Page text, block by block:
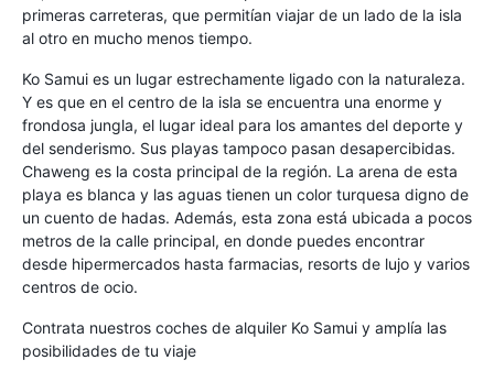
primeras carreteras, que permitían viajar de un lado de la isla
al otro en mucho menos tiempo.
Ko Samui es un lugar estrechamente ligado con la naturaleza.
Y es que en el centro de la isla se encuentra una enorme y
frondosa jungla, el lugar ideal para los amantes del deporte y
del senderismo. Sus playas tampoco pasan desapercibidas.
Chaweng es la costa principal de la región. La arena de esta
playa es blanca y las aguas tienen un color turquesa digno de
un cuento de hadas. Además, esta zona está ubicada a pocos
metros de la calle principal, en donde puedes encontrar
desde hipermercados hasta farmacias, resorts de lujo y varios
centros de ocio.
Contrata nuestros coches de alquiler Ko Samui y amplía las
posibilidades de tu viaje